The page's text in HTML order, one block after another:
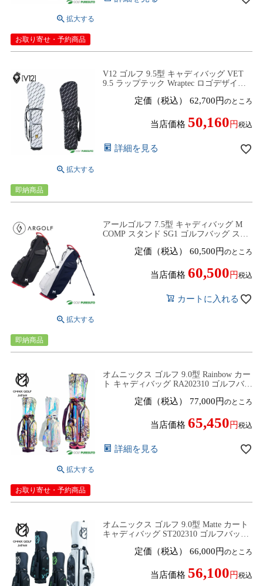
お取り寄せ・予約商品
V12 ゴルフ 9.5型 キャディバッグ VET
9.5 ラップテック Wraptec ロゴデザイン
定価（税込） 62,700 のところ
当店価格 50,160 税込
詳細を見る
即納商品
アールゴルフ 7.5型 キャディバッグ M
COMP スタンド SG1 ゴルフバッグ スタ
ゴルフ MINIMALGOLF ARGOLF
定価（税込） 60,500 のところ
当店価格 60,500 税込
カートに入れる
即納商品
オムニックス ゴルフ 9.0型 Rainbow カー
ト キャディバッグ RA202310 ゴルフバッ
OMNiX GOLF【■Ap■】
定価（税込） 77,000 のところ
当店価格 65,450 税込
詳細を見る
お取り寄せ・予約商品
オムニックス ゴルフ 9.0型 Matte カート
キャディバッグ ST202310 ゴルフバッグ
GOLF【■Ap■】定価（税込） 66,000 のところ
当店価格 56,100 税込